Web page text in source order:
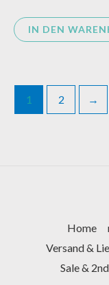
IN DEN
1 2 →
Home
Versand &
Sale &